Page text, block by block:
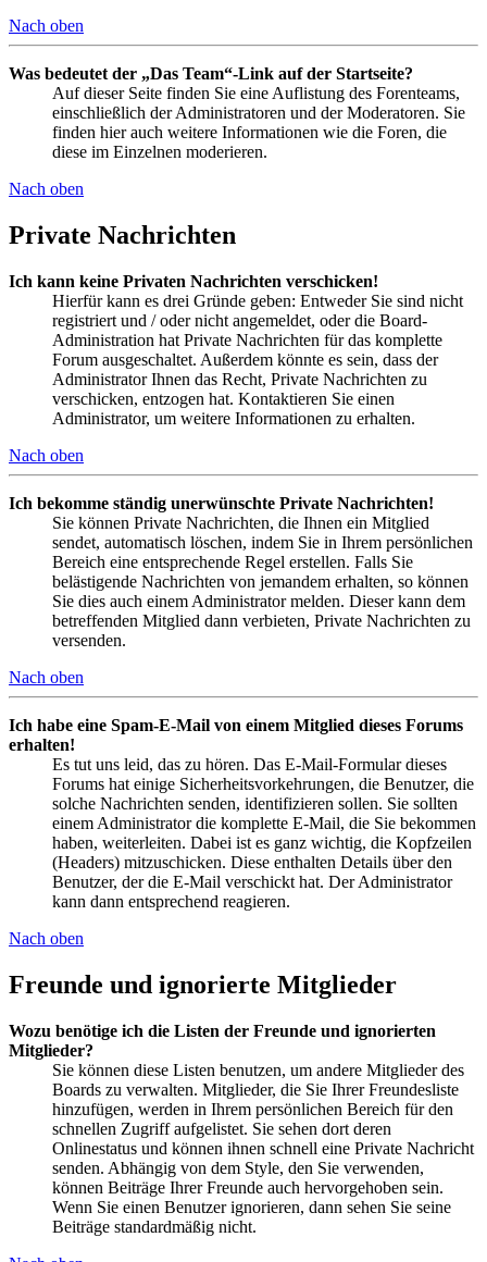
Nach oben
Was bedeutet der „Das Team“-Link auf der Startseite?
Auf dieser Seite finden Sie eine Auflistung des Forenteams,
einschließlich der Administratoren und der Moderatoren. Sie
finden hier auch weitere Informationen wie die Foren, die
diese im Einzelnen moderieren.
Nach oben
Private Nachrichten
Ich kann keine Privaten Nachrichten verschicken!
Hierfür kann es drei Gründe geben: Entweder Sie sind nicht
registriert und / oder nicht angemeldet, oder die Board-
Administration hat Private Nachrichten für das komplette
Forum ausgeschaltet. Außerdem könnte es sein, dass der
Administrator Ihnen das Recht, Private Nachrichten zu
verschicken, entzogen hat. Kontaktieren Sie einen
Administrator, um weitere Informationen zu erhalten.
Nach oben
Ich bekomme ständig unerwünschte Private Nachrichten!
Sie können Private Nachrichten, die Ihnen ein Mitglied
sendet, automatisch löschen, indem Sie in Ihrem persönlichen
Bereich eine entsprechende Regel erstellen. Falls Sie
belästigende Nachrichten von jemandem erhalten, so können
Sie dies auch einem Administrator melden. Dieser kann dem
betreffenden Mitglied dann verbieten, Private Nachrichten zu
versenden.
Nach oben
Ich habe eine Spam-E-Mail von einem Mitglied dieses Forums
erhalten!
Es tut uns leid, das zu hören. Das E-Mail-Formular dieses
Forums hat einige Sicherheitsvorkehrungen, die Benutzer, die
solche Nachrichten senden, identifizieren sollen. Sie sollten
einem Administrator die komplette E-Mail, die Sie bekommen
haben, weiterleiten. Dabei ist es ganz wichtig, die Kopfzeilen
(Headers) mitzuschicken. Diese enthalten Details über den
Benutzer, der die E-Mail verschickt hat. Der Administrator
kann dann entsprechend reagieren.
Nach oben
Freunde und ignorierte Mitglieder
Wozu benötige ich die Listen der Freunde und ignorierten
Mitglieder?
Sie können diese Listen benutzen, um andere Mitglieder des
Boards zu verwalten. Mitglieder, die Sie Ihrer Freundesliste
hinzufügen, werden in Ihrem persönlichen Bereich für den
schnellen Zugriff aufgelistet. Sie sehen dort deren
Onlinestatus und können ihnen schnell eine Private Nachricht
senden. Abhängig von dem Style, den Sie verwenden,
können Beiträge Ihrer Freunde auch hervorgehoben sein.
Wenn Sie einen Benutzer ignorieren, dann sehen Sie seine
Beiträge standardmäßig nicht.